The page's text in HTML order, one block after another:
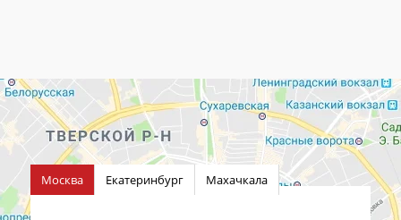
Москва Екатеринбург Махачкала